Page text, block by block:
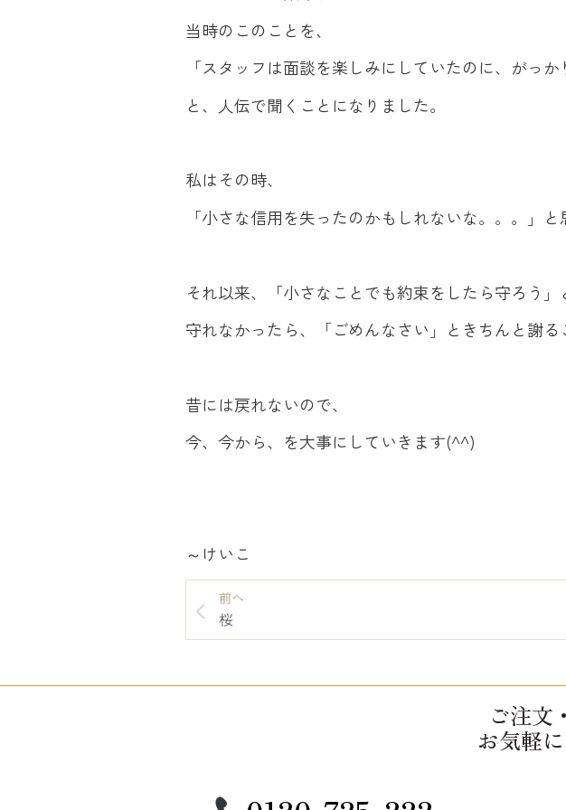
当時のこのことを、
「スタッフは面談を楽しみにしていたのに、がっか
と、人伝で聞くことになりました。
私はその時、
「小さな信用を失ったのかもしれないな。。。」と
それ以来、「小さなことでも約束をしたら守ろう」
守れなかったら、「ごめんなさい」ときちんと謝
昔には戻れないので、
今、今から、を大事にしていきます(^^)
～けいこ
前へ
桜
ご注文
お気軽